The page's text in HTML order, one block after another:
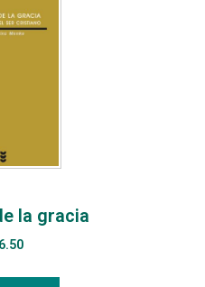
la gracia